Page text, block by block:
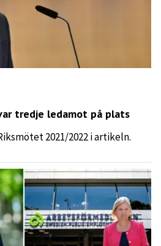
tredje ledamot på plats
2021/2022 i artikeln.